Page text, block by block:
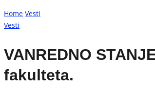
Home Vesti
Vesti
VANREDNO
fakulteta.